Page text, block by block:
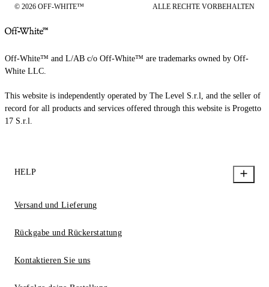
© 2026 OFF-WHITE™ ALLE RECHTE VORBEHALTEN
Off-White™ and L/AB c/o Off-White™ are trademarks owned by Off-
White LLC.
This website is independently operated by The Level S.r.l, and the seller of
record for all products and services offered through this website is Progetto
17 S.r.l.
HELP
Versand und Lieferung
Rückgabe und Rückerstattung
Kontaktieren Sie uns